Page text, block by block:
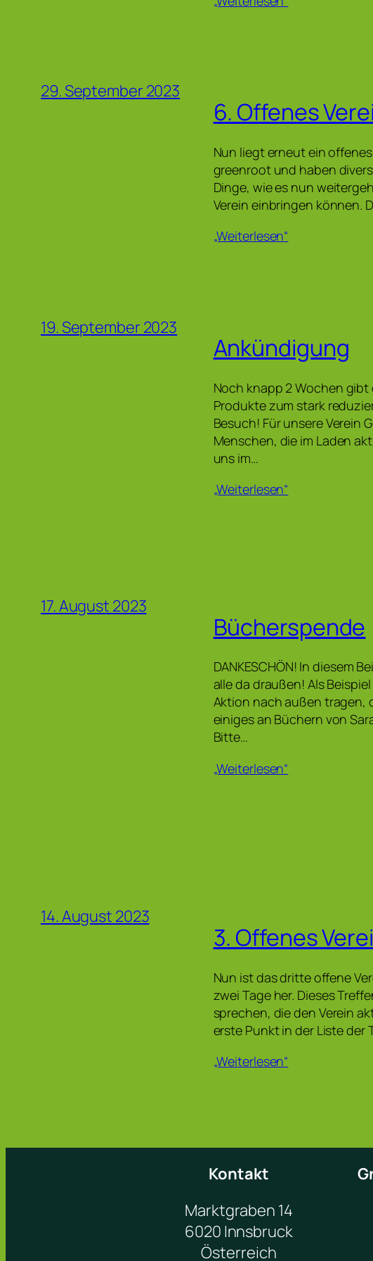
29. September 2023
6. Offenes
Nun liegt erneut ein
greenroot und haben
Dinge, wie es nun
Verein einbringen können.
„Weiterlesen“
19. September 2023
Ankündigung
Noch knapp 2 Wochen
Produkte zum stark
Besuch! Für unsere Verein
Menschen, die im Laden
uns im…
„Weiterlesen“
17. August 2023
Bücherspende
DANKESCHÖN! In diesem
alle da draußen! Als
Aktion nach außen tragen,
einiges an Büchern von
Bitte…
„Weiterlesen“
14. August 2023
3. Offenes
Nun ist das dritte offene
zwei Tage her. Dieses
sprechen, die den Verein
erste Punkt in der Liste
„Weiterlesen“
Kontakt
Marktgraben 14
6020 Innsbruck
Österreich